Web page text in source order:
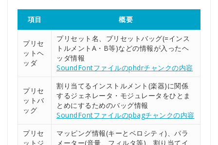
項目 概要
プリセ
ットヘ
ッダ
プリセット名、プリセットバッグ(=インス
トルメントA・B等)などの情報が入ったヘ
ッダ情報
SoundFontファイルのphdrチャンクの内容
プリセ
ットバ
ッグ
割り当てるインストルメント(楽器)に関係
するジェネレータ・モジュレータをひとま
とめにするためのバッグ情報
SoundFontファイルのpbagチャンクの内容
プリセ
ットジ
マッピング情報(キーとベロシティ)、パラ
メーター(音量、フィルタ等)、割り当てイ